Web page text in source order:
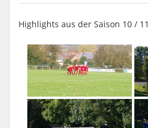
Highlights aus der Saison 10 / 11